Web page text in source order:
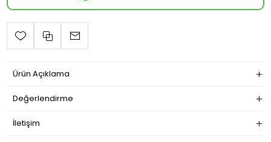
Ürün Açıklama
Değerlendirme
İletişim